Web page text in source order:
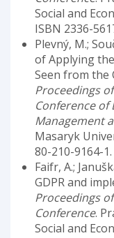
Social and
ISBN 2336-
Plevný, M.;
of Applying
Seen from the
Proceedings
Conference of
Management
Masaryk
80-210-9164-1.
Faifr, A.;
GDPR and
Proceedings
Conference.
Social and